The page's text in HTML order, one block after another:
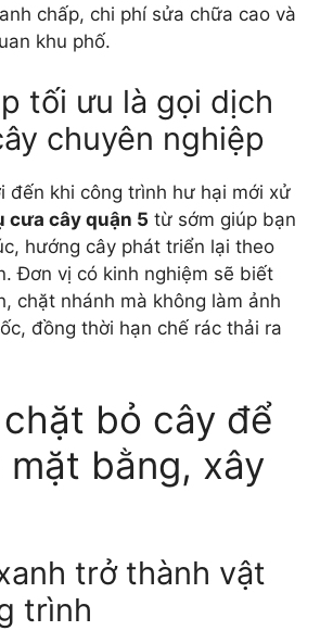
chấp, chi phí sửa chữa cao và
khu phố.
tối ưu là gọi dịch
chuyên nghiệp
đến khi công trình hư hại mới xử
cưa cây quận 5 từ sớm giúp bạn
hướng cây phát triển lại theo
Đơn vị có kinh nghiệm sẽ biết
chặt nhánh mà không làm ảnh
đồng thời hạn chế rác thải ra
bỏ cây để
bằng, xây
trở thành vật
trình